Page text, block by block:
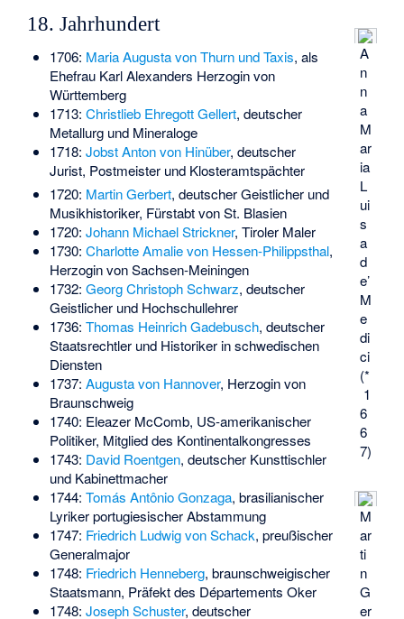
A
n
n
a
M
ar
ia
L
ui
s
a
d
e’
M
e
di
ci
(*
1
6
6
7)
18. Jahrhundert
1706: Maria Augusta von Thurn und Taxis, als
Ehefrau Karl Alexanders Herzogin von
Württemberg
1713: Christlieb Ehregott Gellert, deutscher
Metallurg und Mineraloge
1718: Jobst Anton von Hinüber, deutscher
Jurist, Postmeister und Klosteramtspächter
M
ar
ti
n
G
er
1720: Martin Gerbert, deutscher Geistlicher und
Musikhistoriker, Fürstabt von St. Blasien
1720: Johann Michael Strickner, Tiroler Maler
1730: Charlotte Amalie von Hessen-Philippsthal,
Herzogin von Sachsen-Meiningen
1732: Georg Christoph Schwarz, deutscher
Geistlicher und Hochschullehrer
1736: Thomas Heinrich Gadebusch, deutscher
Staatsrechtler und Historiker in schwedischen
Diensten
1737: Augusta von Hannover, Herzogin von
Braunschweig
1740: Eleazer McComb, US-amerikanischer
Politiker, Mitglied des Kontinentalkongresses
1743: David Roentgen, deutscher Kunsttischler
und Kabinettmacher
1744: Tomás Antônio Gonzaga, brasilianischer
Lyriker portugiesischer Abstammung
1747: Friedrich Ludwig von Schack, preußischer
Generalmajor
1748: Friedrich Henneberg, braunschweigischer
Staatsmann, Präfekt des Départements Oker
1748: Joseph Schuster, deutscher